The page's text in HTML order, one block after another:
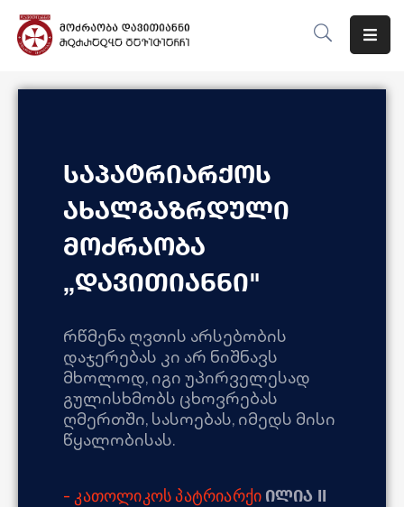
Მიმართულებები
Ღონისძიებები
საპატრიარქოს
ახალგაზრდული
მოძრაობა
„დავითიანნი"
რწმენა ღვთის არსებობის
დაჯერებას კი არ ნიშნავს
მხოლოდ, იგი უპირველესად
გულისხმობს ცხოვრებას
ღმერთში, სასოებას, იმედს მისი
წყალობისას.
- კათოლიკოს პატრიარქი ილია II